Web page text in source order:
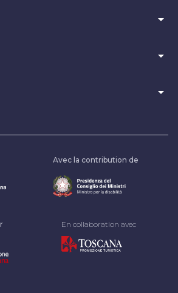
arrow_drop_down
arrow_drop_down
arrow_drop_down
Avec la contribution de
En collaboration avec